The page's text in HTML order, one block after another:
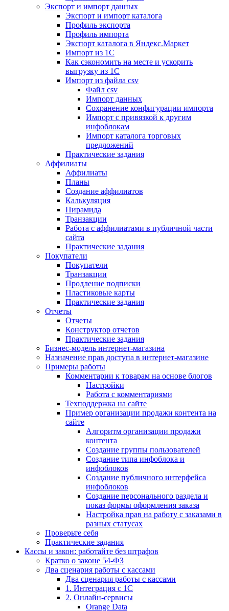
Экспорт и импорт данных
Экспорт и импорт каталога
Профиль экспорта
Профиль импорта
Экспорт каталога в Яндекс.Маркет
Импорт из 1С
Как сэкономить на месте и ускорить
выгрузку из 1С
Импорт из файла csv
Файл csv
Импорт данных
Сохранение конфигурации импорта
Импорт с привязкой к другим
инфоблокам
Импорт каталога торговых
предложений
Практические задания
Аффилиаты
Аффилиаты
Планы
Создание аффилиатов
Калькуляция
Пирамида
Транзакции
Работа с аффилиатами в публичной части
сайта
Практические задания
Покупатели
Покупатели
Транзакции
Продление подписки
Пластиковые карты
Практические задания
Отчеты
Отчеты
Конструктор отчетов
Практические задания
Бизнес-модель интернет-магазина
Назначение прав доступа в интернет-магазине
Примеры работы
Комментарии к товарам на основе блогов
Настройки
Работа с комментариями
Техподдержка на сайте
Пример организации продажи контента на
сайте
Алгоритм организации продажи
контента
Создание группы пользователей
Создание типа инфоблока и
инфоблоков
Создание публичного интерфейса
инфоблоков
Создание персонального раздела и
показ формы оформления заказа
Настройка прав на работу с заказами в
разных статусах
Проверьте себя
Практические задания
Кассы и закон: работайте без штрафов
Кратко о законе 54-ФЗ
Два сценария работы с кассами
Два сценария работы с кассами
1. Интеграция с 1С
2. Онлайн-сервисы
Orange Data